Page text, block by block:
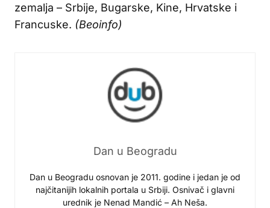
zemalja – Srbije, Bugarske, Kine, Hrvatske i
Francuske. (Beoinfo)
Dan u Beogradu
Dan u Beogradu osnovan je 2011. godine i jedan je od
najčitanijih lokalnih portala u Srbiji. Osnivač i glavni
urednik je Nenad Mandić – Ah Neša.